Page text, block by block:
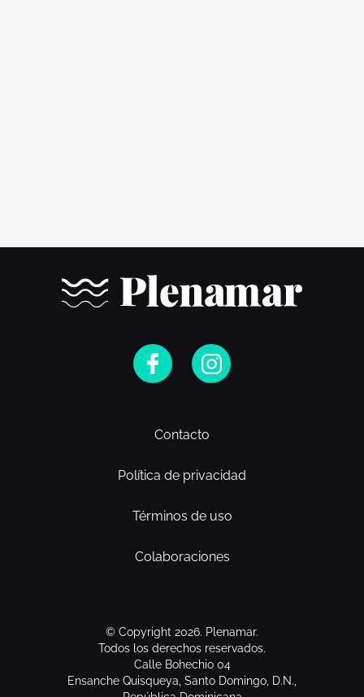
Contacto
Política de privacidad
Términos de uso
Colaboraciones
© Copyright 2026. Plenamar.
Todos los derechos reservados.
Calle Bohechio 04
Ensanche Quisqueya, Santo Domingo, D.N.,